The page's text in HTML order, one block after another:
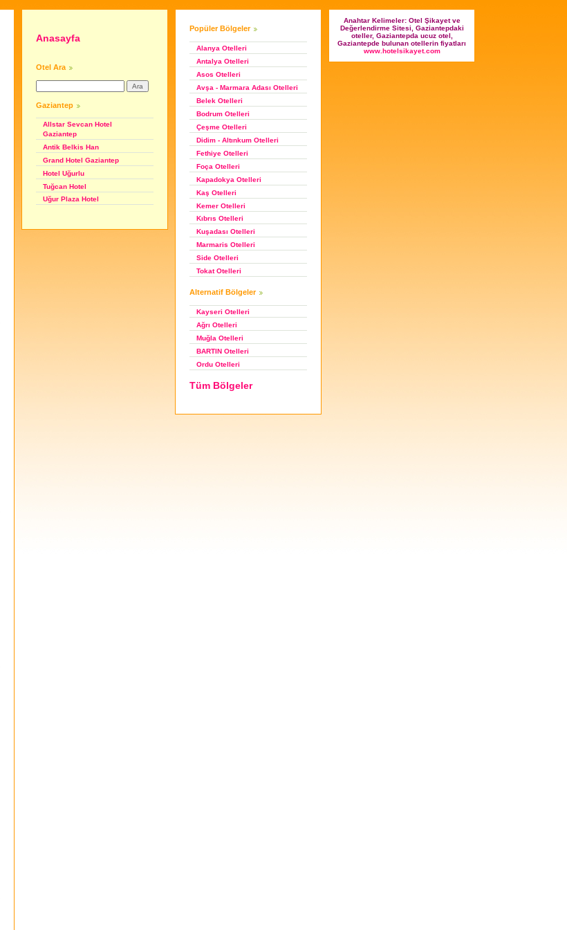
Anasayfa
Otel Ara
Gaziantep
Allstar Sevcan Hotel
Gaziantep
Antik Belkis Han
Grand Hotel Gaziantep
Hotel Uğurlu
Tuğcan Hotel
Uğur Plaza Hotel
Popüler Bölgeler
Alanya Otelleri
Antalya Otelleri
Asos Otelleri
Avşa - Marmara Adası Otelleri
Belek Otelleri
Bodrum Otelleri
Çeşme Otelleri
Didim - Altınkum Otelleri
Fethiye Otelleri
Foça Otelleri
Kapadokya Otelleri
Kaş Otelleri
Kemer Otelleri
Kıbrıs Otelleri
Kuşadası Otelleri
Marmaris Otelleri
Side Otelleri
Tokat Otelleri
Alternatif Bölgeler
Kayseri Otelleri
Ağrı Otelleri
Muğla Otelleri
BARTIN Otelleri
Ordu Otelleri
Tüm Bölgeler
Anahtar Kelimeler: Otel Şikayet ve
Değerlendirme Sitesi, Gaziantepdaki
oteller, Gaziantepda ucuz otel,
Gaziantepde bulunan otellerin fiyatları
www.hotelsikayet.com